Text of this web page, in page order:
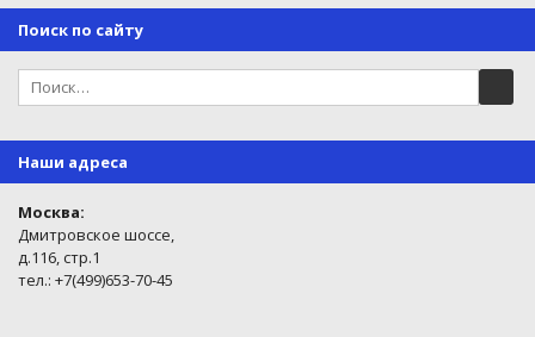
Поиск по сайту
Наши адреса
Москва:
Дмитровское шоссе,
д.116, стр.1
тел.: +7(499)653-70-45